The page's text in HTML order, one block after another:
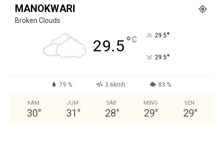
MANOKWARI
Broken Clouds
29.5°C 29.5°
29.5°
79 % 3.6kmh 83 %
KAM
30°
JUM
31 °
SAB
28°
MING
29°
SEN
29°